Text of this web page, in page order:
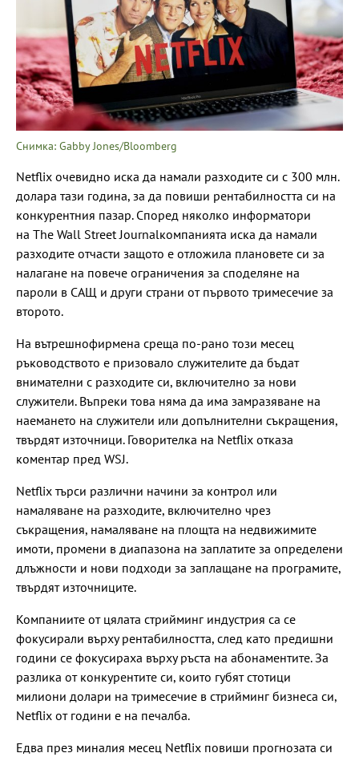
Снимка: Gabby Jones/Bloomberg
Netflix очевидно иска да намали разходите си с 300 млн.
долара тази година, за да повиши рентабилността си на
конкурентния пазар. Според няколко информатори
на The Wall Street Journalкомпанията иска да намали
разходите отчасти защото е отложила плановете си за
налагане на повече ограничения за споделяне на
пароли в САЩ и други страни от първото тримесечие за
второто.
На вътрешнофирмена среща по-рано този месец
ръководството е призовало служителите да бъдат
внимателни с разходите си, включително за нови
служители. Въпреки това няма да има замразяване на
наемането на служители или допълнителни съкращения,
твърдят източници. Говорителка на Netflix отказа
коментар пред WSJ.
Netflix търси различни начини за контрол или
намаляване на разходите, включително чрез
съкращения, намаляване на площта на недвижимите
имоти, промени в диапазона на заплатите за определени
длъжности и нови подходи за заплащане на програмите,
твърдят източниците.
Компаниите от цялата стрийминг индустрия са се
фокусирали върху рентабилността, след като предишни
години се фокусираха върху ръста на абонаментите. За
разлика от конкурентите си, които губят стотици
милиони долари на тримесечие в стрийминг бизнеса си,
Netflix от години е на печалба.
Едва през миналия месец Netflix повиши прогнозата си